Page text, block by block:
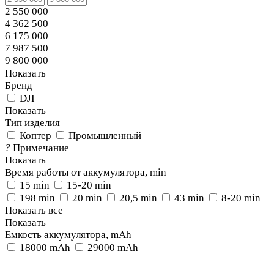
2 550 000
4 362 500
6 175 000
7 987 500
9 800 000
Показать
Бренд
DJI
Показать
Тип изделия
Коптер
Промышленный
? Примечание
Показать
Время работы от аккумулятора, min
15 min
15-20 min
198 min
20 min 20,5 min 43 min
8-20 min
Показать все
Показать
Емкость аккумулятора, mAh
18000 mAh
29000 mAh